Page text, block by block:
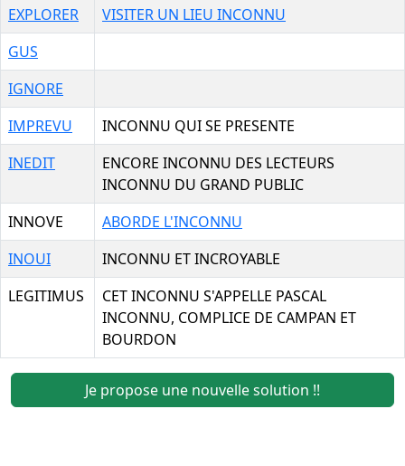
EXPLORER
VISITER UN LIEU INCONNU
GUS
IGNORE
IMPREVU
INCONNU QUI SE PRESENTE
INEDIT
ENCORE INCONNU DES LECTEURS
INCONNU DU GRAND PUBLIC
INNOVE
ABORDE L'INCONNU
INOUI
INCONNU ET INCROYABLE
LEGITIMUS
CET INCONNU S'APPELLE PASCAL
INCONNU, COMPLICE DE CAMPAN ET
BOURDON
Je propose une nouvelle solution !!